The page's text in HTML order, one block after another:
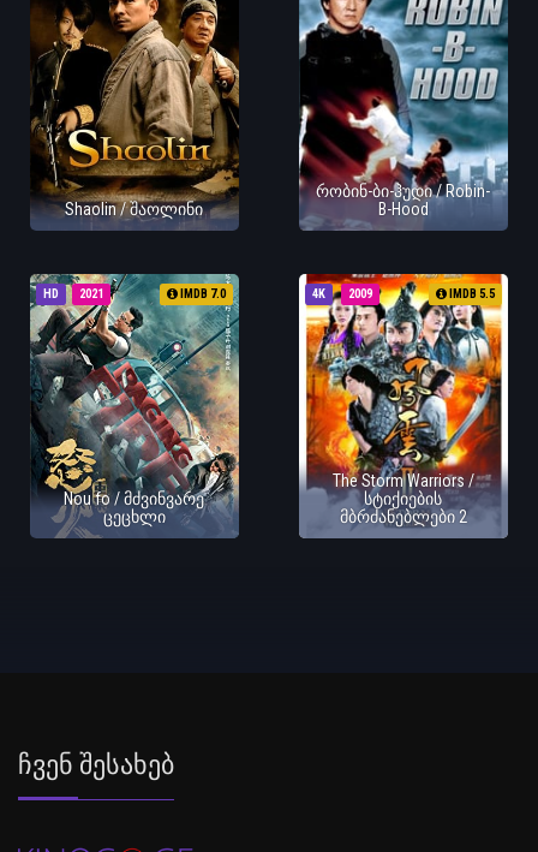
Shaolin / შაოლინი
რობინ-ბი-ჰუდი / Robin-
B-Hood
HD 2021 IMDB 7.0
Nou fo / მძვინვარე
ცეცხლი
4K 2009 IMDB 5.5
The Storm Warriors /
სტიქიების
მბრძანებლები 2
Ჩვენ Შესახებ